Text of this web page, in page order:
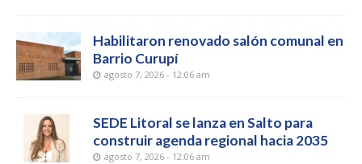
Habilitaron renovado salón comunal en
Barrio Curupí
agosto 7, 2026 - 12:06 am
SEDE Litoral se lanza en Salto para
construir agenda regional hacia 2035
agosto 7, 2026 - 12:06 am